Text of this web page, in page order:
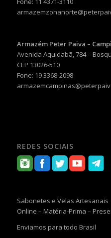
Armazém Peter Paiva –
Avenida Aquidabã, 784 –
CEP 13026-510
Fone: 19 3368-2098
REDES SOCIAIS
Sabonetes e Velas
Online – Matéria-Prima –
Enviamos para todo Brasil